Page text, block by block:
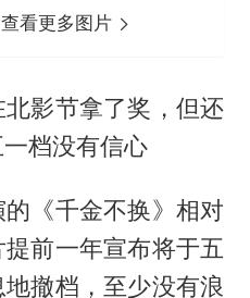
看更多图片
北影节拿了奖，但还
档没有信心
《千金不换》相对
前一年宣布将于五
撤档，至少没有浪